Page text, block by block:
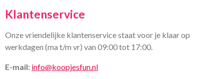
Klantenservice
Onze vriendelijke klantenservice staat voor je klaar op
werkdagen (ma t/m vr) van 09:00 tot 17:00.
E-mail: info@koopjesfun.nl